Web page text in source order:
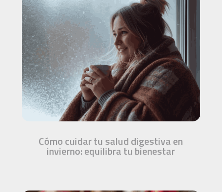
Cómo cuidar tu salud digestiva en
invierno: equilibra tu bienestar